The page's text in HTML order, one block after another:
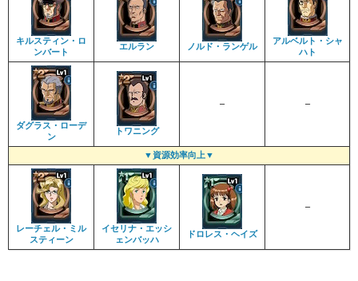
キルスティン・ロ
ンバート
エルラン ノルド・ランゲル
アルベルト・シャ
ハト
ダグラス・ローデ
ン
トワニング
– –
▼資源効率向上▼
レーチェル・ミル
スティーン
イセリナ・エッシ
ェンバッハ
ドロレス・ヘイズ
–